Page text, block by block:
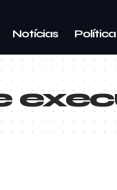
Notícias Política